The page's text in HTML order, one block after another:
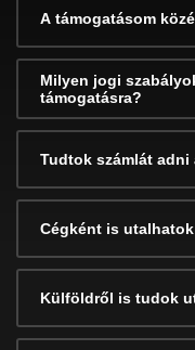
A támogatásom
Milyen jogi
támogatásra?
Tudtok számlát adni
Cégként is
Külföldről is tudok